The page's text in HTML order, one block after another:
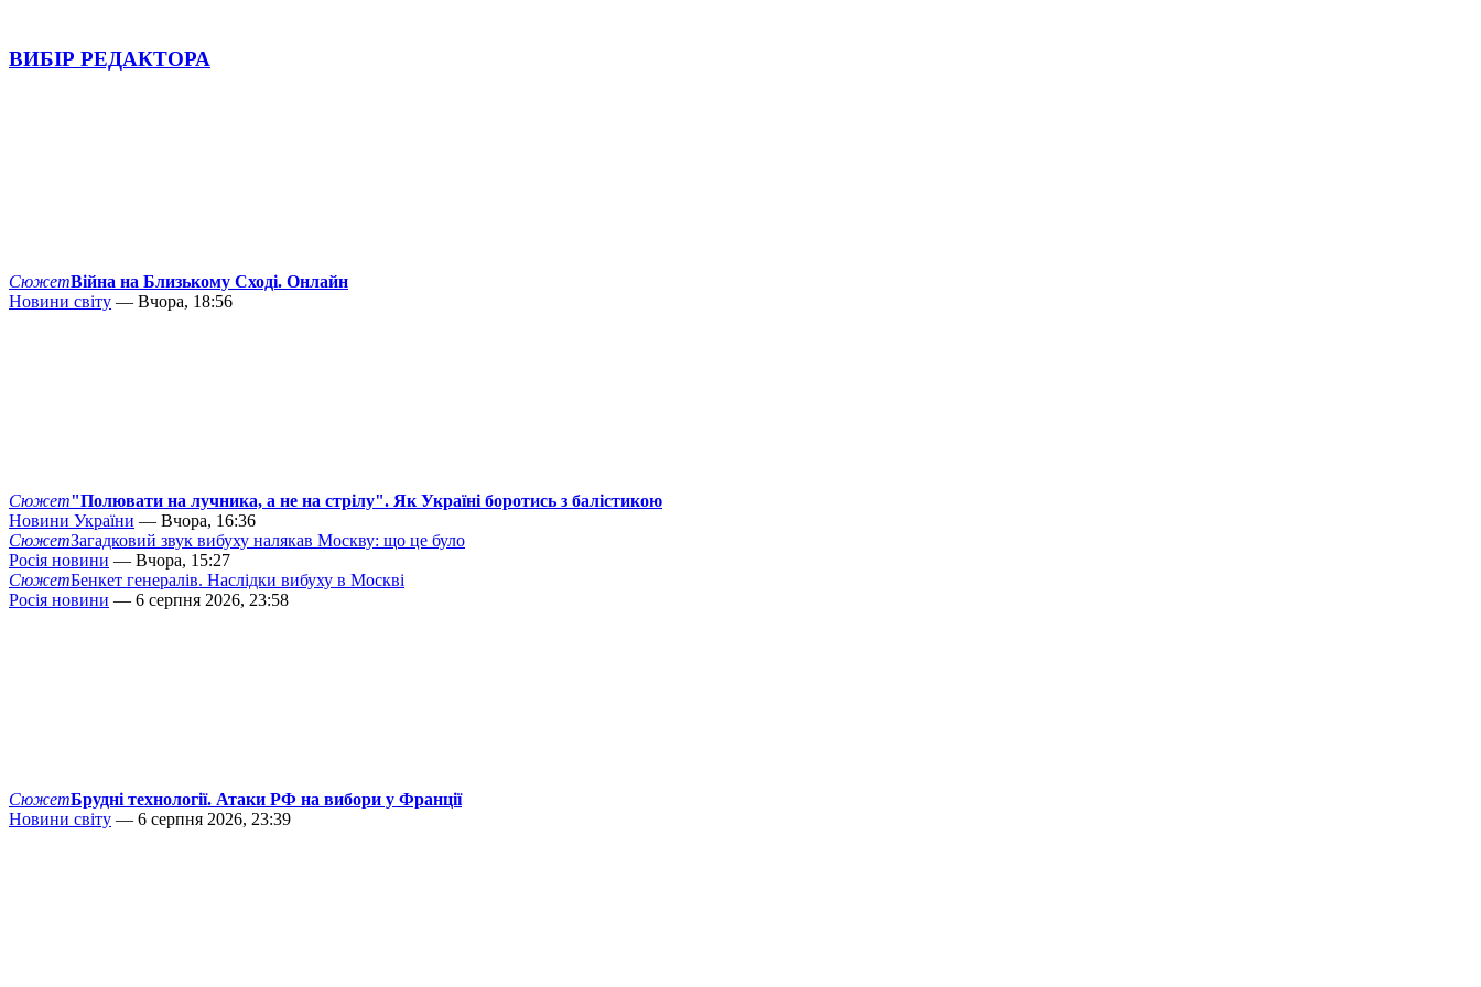
ВИБІР РЕДАКТОРА
СюжетВійна на Близькому Сході. Онлайн
Новини світу — Вчора, 18:56
Сюжет"Полювати на лучника, а не на стрілу". Як Україні боротись з балістикою
Новини України — Вчора, 16:36
СюжетЗагадковий звук вибуху налякав Москву: що це було
Росія новини — Вчора, 15:27
СюжетБенкет генералів. Наслідки вибуху в Москві
Росія новини — 6 серпня 2026, 23:58
СюжетБрудні технології. Атаки РФ на вибори у Франції
Новини світу — 6 серпня 2026, 23:39